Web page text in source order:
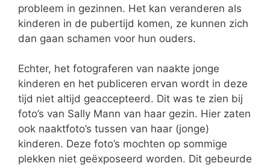
probleem in gezinnen. Het kan veranderen als
kinderen in de pubertijd komen, ze kunnen zich
dan gaan schamen voor hun ouders.
Echter, het fotograferen van naakte jonge
kinderen en het publiceren ervan wordt in deze
tijd niet altijd geaccepteerd. Dit was te zien bij
foto’s van Sally Mann van haar gezin. Hier zaten
ook naaktfoto’s tussen van haar (jonge)
kinderen. Deze foto’s mochten op sommige
plekken niet geëxposeerd worden. Dit gebeurde